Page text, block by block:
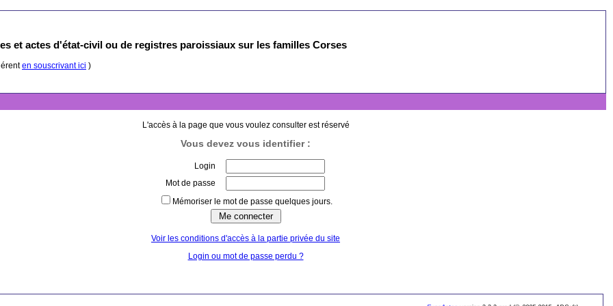
et actes d'état-civil ou de registres paroissiaux sur les familles Corses
en souscrivant ici )
L'accès à la page que vous voulez consulter est réservé
Vous devez vous identifier :
Login
Mot de passe
Mémoriser le mot de passe quelques jours.
Voir les conditions d'accès à la partie privée du site
Login ou mot de passe perdu ?